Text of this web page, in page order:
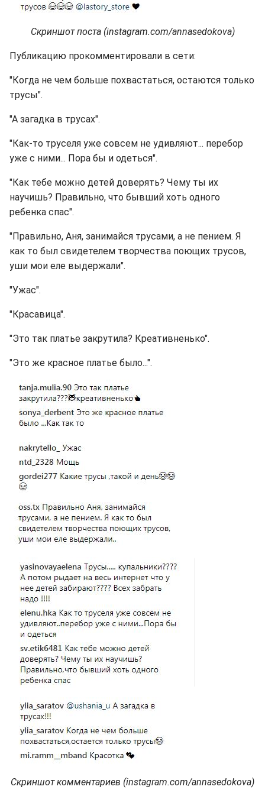
Скриншот поста (instagram.com/annasedokova)
Публикацию прокомментировали в сети:
"Когда не чем больше похвастаться, остаются только
трусы".
"А загадка в трусах".
"Как-то труселя уже совсем не удивляют... перебор
уже с ними... Пора бы и одеться".
"Как тебе можно детей доверять? Чему ты их
научишь? Правильно, что бывший хоть одного
ребенка спас".
"Правильно, Аня, занимайся трусами, а не пением. Я
как то был свидетелем творчества поющих трусов,
уши мои еле выдержали".
"Ужас".
"Красавица".
"Это так платье закрутила? Креативненько".
"Это же красное платье было...".
Скриншот комментариев (instagram.com/annasedokova)